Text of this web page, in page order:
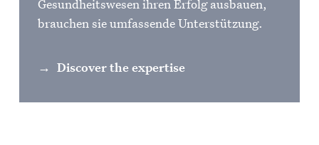
Gesundheitswesen ihren Erfolg ausbauen,
brauchen sie umfassende Unterstützung.
Discover the expertise